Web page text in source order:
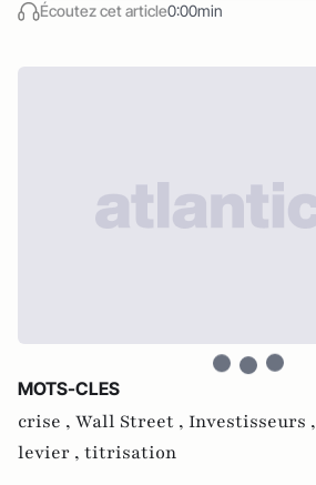
Écoutez cet article0:00min
MOTS-CLES
crise , Wall Street , Investisseurs ,
levier , titrisation